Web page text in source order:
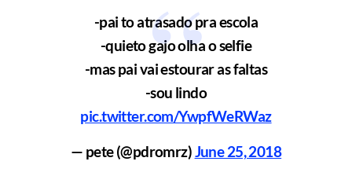
-pai to atrasado pra escola
-quieto gajo olha o selfie
-mas pai vai estourar as faltas
-sou lindo
pic.twitter.com/YwpfWeRWaz
— pete (@pdromrz)June 25, 2018